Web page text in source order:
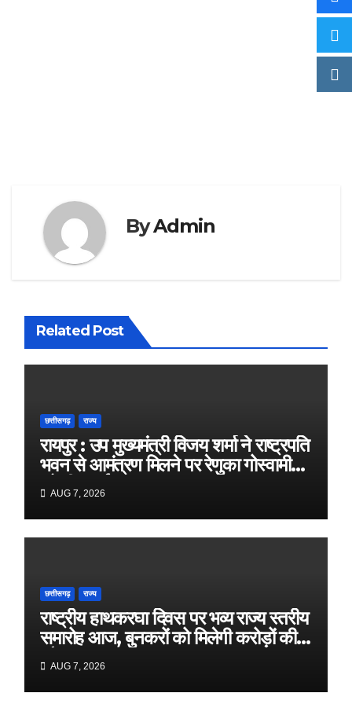
ByAdmin
Related Post
छत्तीसगढ़ राज्य
रायपुर : उप मुख्यमंत्री विजय शर्मा ने राष्ट्रपति
भवन से आमंत्रण मिलने पर रेणुका गोस्वामी
को दी बधाई
AUG 7, 2026
छत्तीसगढ़ राज्य
राष्ट्रीय हाथकरघा दिवस पर भव्य राज्य स्तरीय
समारोह आज, बुनकरों को मिलेगी करोड़ों की
सौगात
AUG 7, 2026